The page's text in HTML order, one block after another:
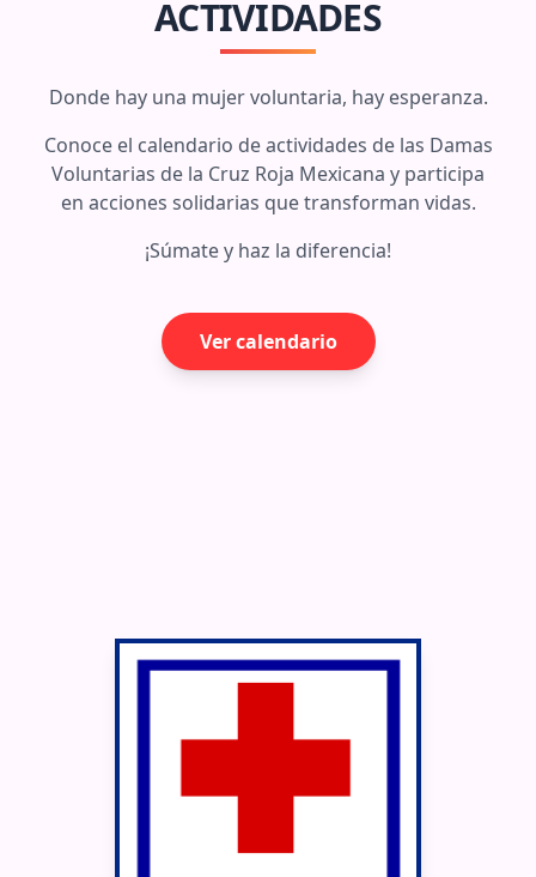
ACTIVIDADES
Donde hay una mujer voluntaria, hay esperanza.
Conoce el calendario de actividades de las Damas
Voluntarias de la Cruz Roja Mexicana y participa
en acciones solidarias que transforman vidas.
¡Súmate y haz la diferencia!
Ver calendario